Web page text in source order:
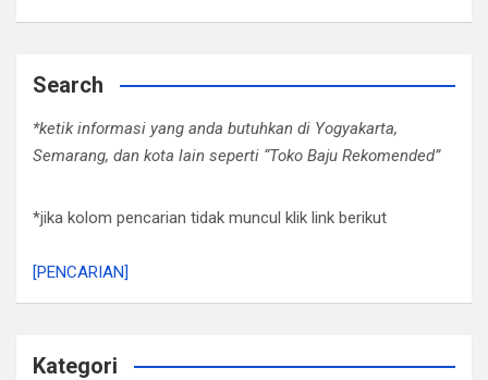
Search
*ketik informasi yang anda butuhkan di Yogyakarta,
Semarang, dan kota lain seperti “Toko Baju Rekomended”
*jika kolom pencarian tidak muncul klik link berikut
[PENCARIAN]
Kategori